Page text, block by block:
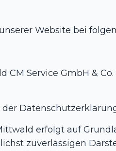
Website bei
CM Service GmbH &
erfolgt auf
zuverlässigen